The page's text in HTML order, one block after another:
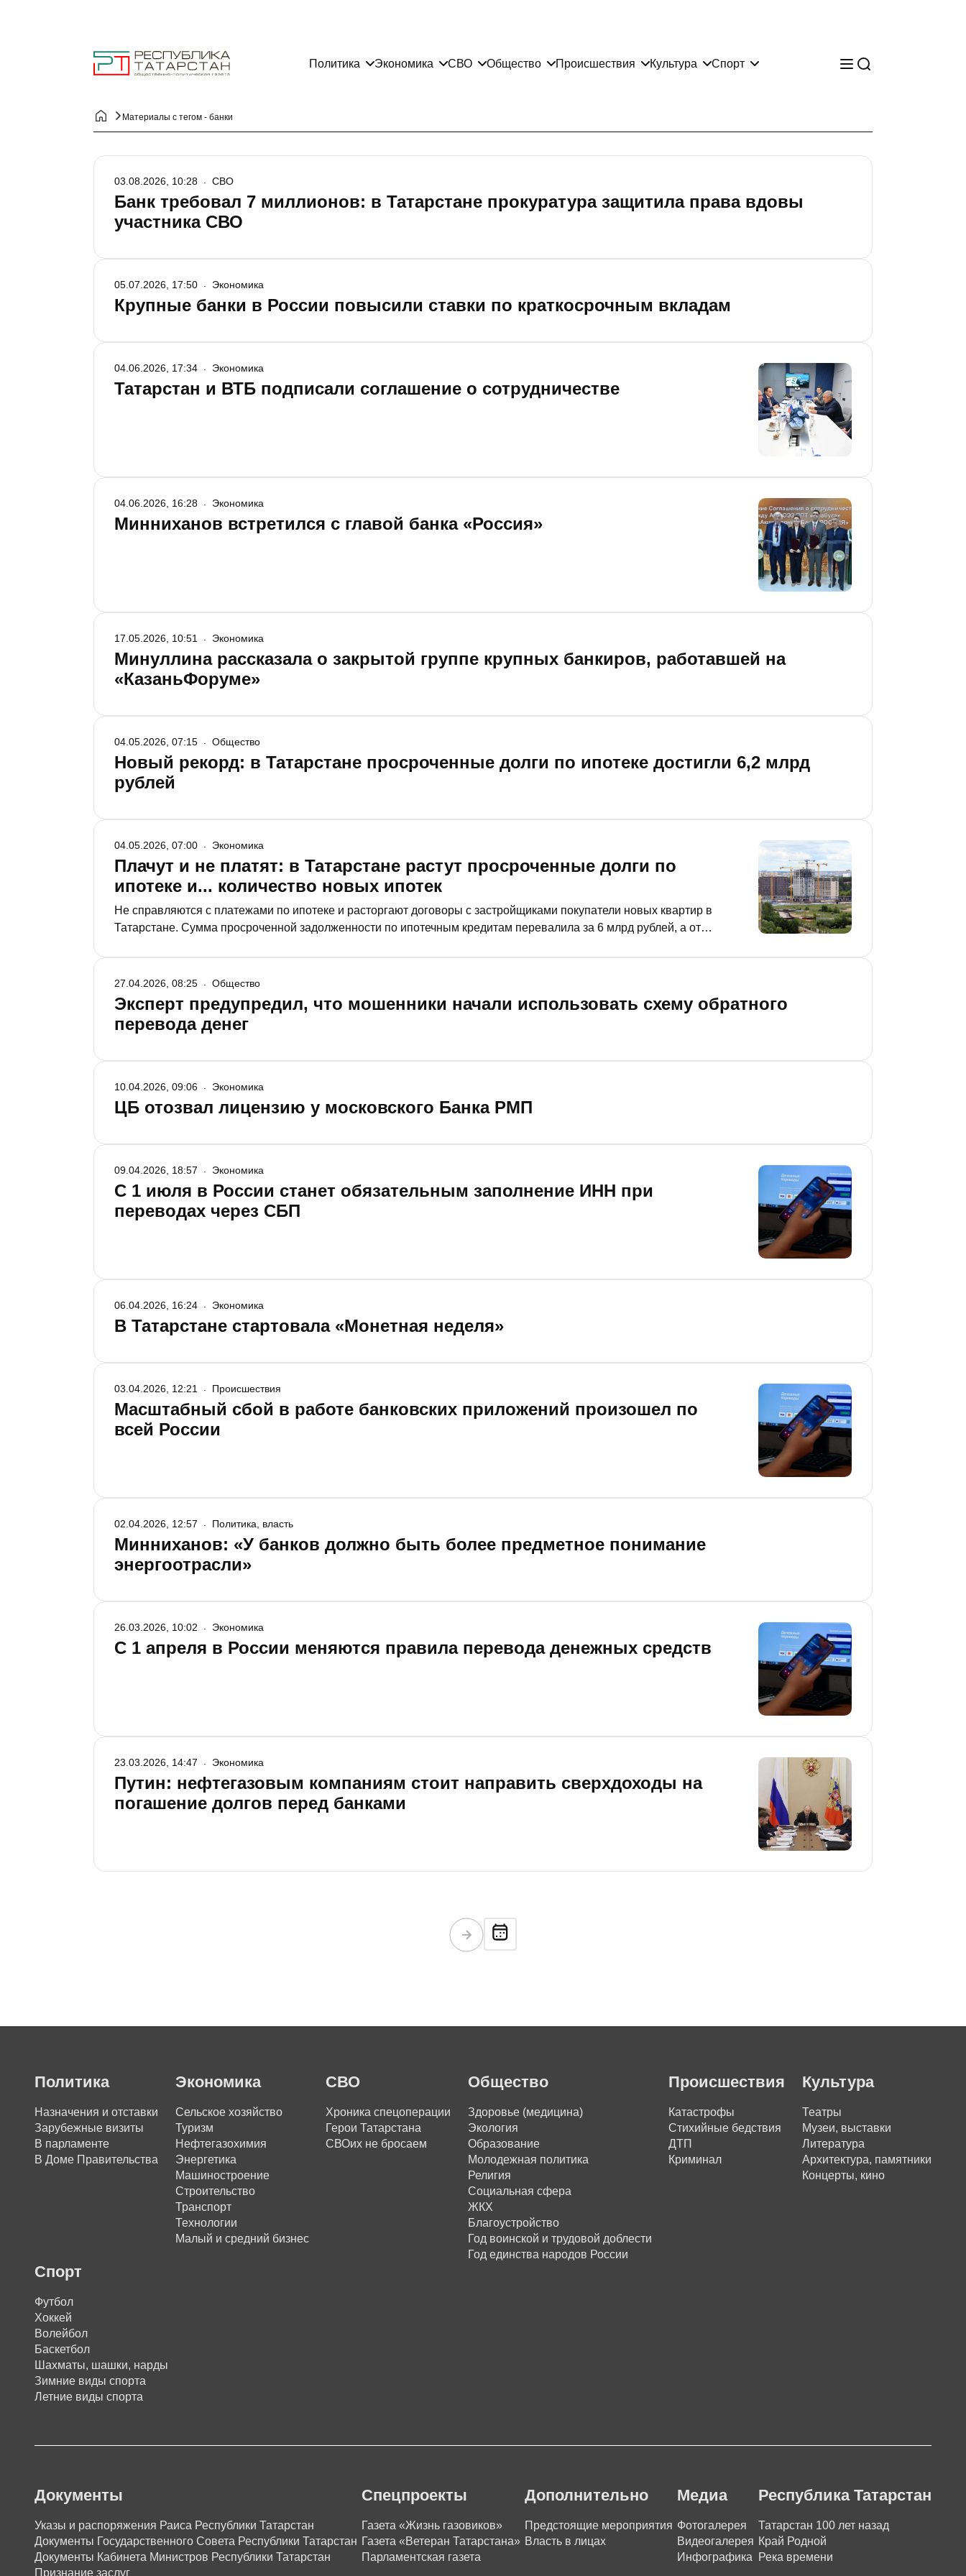
Политика Экономика СВО Общество Происшествия Культура Спорт
Материалы с тегом - банки
Банк требовал 7 миллионов: в Татарстане прокуратура защитила права вдовы
участника СВО
03.08.2026, 10:28 СВО
Крупные банки в России повысили ставки по краткосрочным вкладам
05.07.2026, 17:50 Экономика
Татарстан и ВТБ подписали соглашение о сотрудничестве
04.06.2026, 17:34 Экономика
Минниханов встретился с главой банка «Россия»
04.06.2026, 16:28 Экономика
Минуллина рассказала о закрытой группе крупных банкиров, работавшей на
«КазаньФоруме»
17.05.2026, 10:51 Экономика
Новый рекорд: в Татарстане просроченные долги по ипотеке достигли 6,2 млрд
рублей
04.05.2026, 07:15 Общество
Плачут и не платят: в Татарстане растут просроченные долги по
ипотеке и... количество новых ипотек
Не справляются с платежами по ипотеке и расторгают договоры с застройщиками покупатели новых квартир в
Татарстане. Сумма просроченной задолженности по ипотечным кредитам перевалила за 6 млрд рублей, а от
цветочки.
04.05.2026, 07:00 Экономика
Эксперт предупредил, что мошенники начали использовать схему обратного
перевода денег
27.04.2026, 08:25 Общество
ЦБ отозвал лицензию у московского Банка РМП
10.04.2026, 09:06 Экономика
С 1 июля в России станет обязательным заполнение ИНН при
переводах через СБП
09.04.2026, 18:57 Экономика
В Татарстане стартовала «Монетная неделя»
06.04.2026, 16:24 Экономика
Масштабный сбой в работе банковских приложений произошел по
всей России
03.04.2026, 12:21 Происшествия
Минниханов: «У банков должно быть более предметное понимание
энергоотрасли»
02.04.2026, 12:57 Политика, власть
С 1 апреля в России меняются правила перевода денежных средств
26.03.2026, 10:02 Экономика
Путин: нефтегазовым компаниям стоит направить сверхдоходы на
погашение долгов перед банками
23.03.2026, 14:47 Экономика
Политика
Назначения и отставки
Зарубежные визиты
В парламенте
В Доме Правительства
Экономика
Сельское хозяйство
Туризм
Нефтегазохимия
Энергетика
Машиностроение
Строительство
Транспорт
Технологии
Малый и средний бизнес
СВО
Хроника спецоперации
Герои Татарстана
СВОих не бросаем
Общество
Здоровье (медицина)
Экология
Образование
Молодежная политика
Религия
Социальная сфера
ЖКХ
Благоустройство
Год воинской и трудовой доблести
Год единства народов России
Происшествия
Катастрофы
Стихийные бедствия
ДТП
Криминал
Культура
Театры
Музеи, выставки
Литература
Архитектура, памятники
Концерты, кино
Спорт
Футбол
Хоккей
Волейбол
Баскетбол
Шахматы, шашки, нарды
Зимние виды спорта
Летние виды спорта
Документы
Указы и распоряжения Раиса Республики Татарстан
Документы Государственного Совета Республики Татарстан
Документы Кабинета Министров Республики Татарстан
Признание заслуг
Спецпроекты
Газета «Жизнь газовиков»
Газета «Ветеран Татарстана»
Парламентская газета
Дополнительно
Предстоящие мероприятия
Власть в лицах
Медиа
Фотогалерея
Видеогалерея
Инфографика
Республика Татарстан
Татарстан 100 лет назад
Край Родной
Река времени